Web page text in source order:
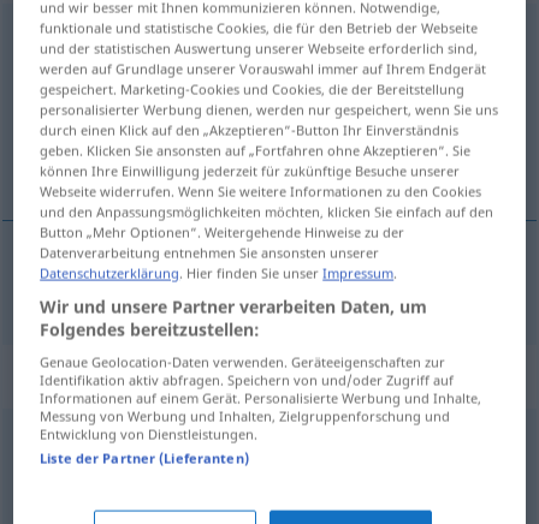
pingelig
Übersicht aller Übersetzungen
(Für mehr Details die Übersetzung anklicken/antippen)
pietluttig, pietepeuterig
pietluttig,pietepeuterig pingelig
Synonyme für "pingelig"
buchhalterisch (fig.),penibel
und wir besser mit Ihnen kommunizieren können. Notwendige,
funktionale und statistische Cookies, die für den Betrieb der Webseite
und der statistischen Auswertung unserer Webseite erforderlich sind,
werden auf Grundlage unserer Vorauswahl immer auf Ihrem Endgerät
gespeichert. Marketing-Cookies und Cookies, die der Bereitstellung
personalisierter Werbung dienen, werden nur gespeichert, wenn Sie uns
durch einen Klick auf den „Akzeptieren“-Button Ihr Einverständnis
geben. Klicken Sie ansonsten auf „Fortfahren ohne Akzeptieren“. Sie
können Ihre Einwilligung jederzeit für zukünftige Besuche unserer
Webseite widerrufen. Wenn Sie weitere Informationen zu den Cookies
und den Anpassungsmöglichkeiten möchten, klicken Sie einfach auf den
Button „Mehr Optionen“. Weitergehende Hinweise zu der
Datenverarbeitung entnehmen Sie ansonsten unserer
Datenschutzerklärung. Hier finden Sie unserImpressum.
Wir und unsere Partner verarbeiten Daten, um
Folgendes bereitzustellen:
Genaue Geolocation-Daten verwenden. Geräteeigenschaften zur
Identifikation aktiv abfragen. Speichern von und/oder Zugriff auf
Informationen auf einem Gerät. Personalisierte Werbung und Inhalte,
Messung von Werbung und Inhalten, Zielgruppenforschung und
Entwicklung von Dienstleistungen.
Liste der Partner (Lieferanten)